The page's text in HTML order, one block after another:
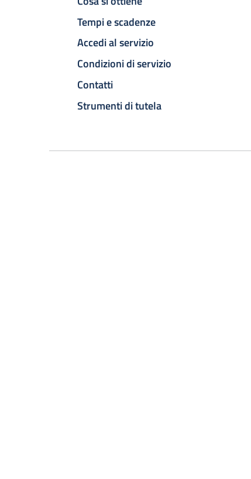
Tempi e scadenze
Accedi al servizio
Condizioni di servizio
Contatti
Strumenti di tutela